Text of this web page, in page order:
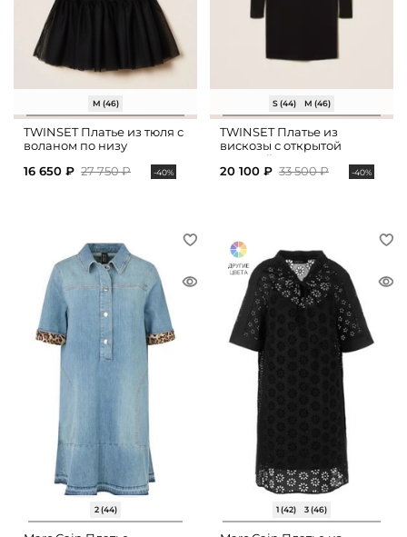
M (46)
TWINSET Платье из тюля с
воланом по низу
16 650 ₽ 27 750 ₽ -40%
S (44) M (46)
TWINSET Платье из
вискозы с открытой
спинкой
20 100 ₽ 33 500 ₽ -40%
2 (44) 1 (42) 3 (46)